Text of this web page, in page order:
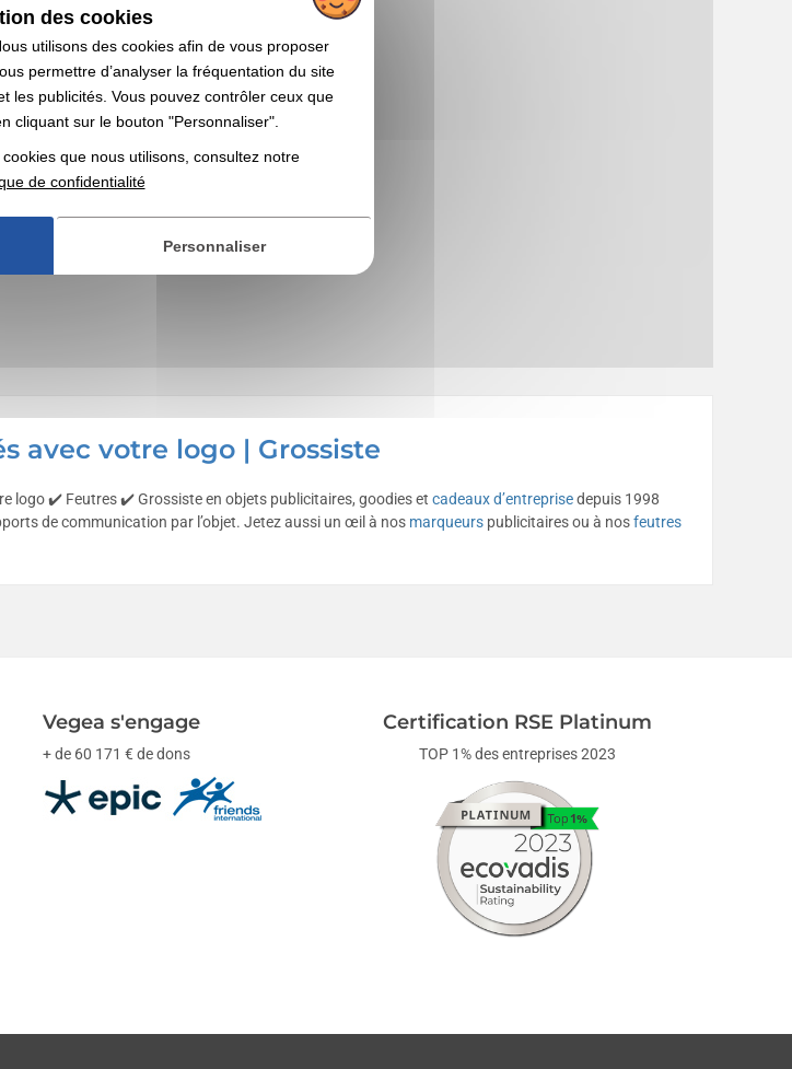
avec votre logo | Grossiste
logo ✔️ Feutres ✔️ Grossiste en objets publicitaires, goodies et cadeaux d’entreprisedepuis 1998
de communication par l’objet. Jetez aussi un œil à nos marqueurs publicitaires ou à nosfeutres
Vegea s'engage
+ de 60 171 € de dons
Certification RSE Platinum
TOP 1% des entreprises 2023
des cookies
utilisons des cookies afin de vous proposer
permettre d’analyser la fréquentation du site
les publicités. Vous pouvez contrôler ceux que
cliquant sur le bouton "Personnaliser".
que nous utilisons, consultez notre
de confidentialité
Personnaliser